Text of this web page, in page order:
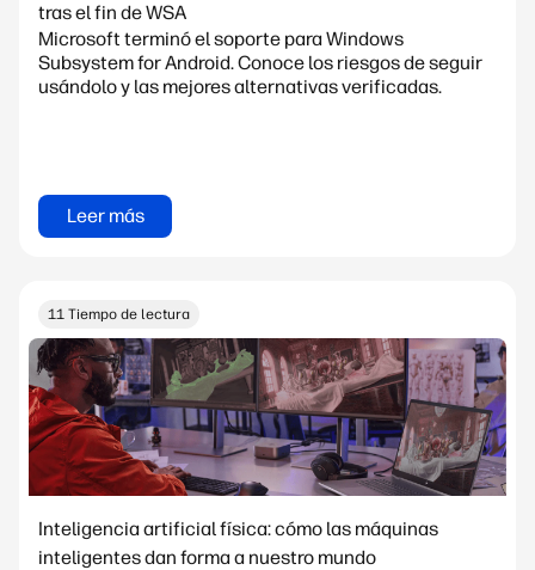
tras el fin de WSA
Microsoft terminó el soporte para Windows
Subsystem for Android. Conoce los riesgos de seguir
usándolo y las mejores alternativas verificadas.
Leer más
11 Tiempo de lectura
Inteligencia artificial física: cómo las máquinas
inteligentes dan forma a nuestro mundo